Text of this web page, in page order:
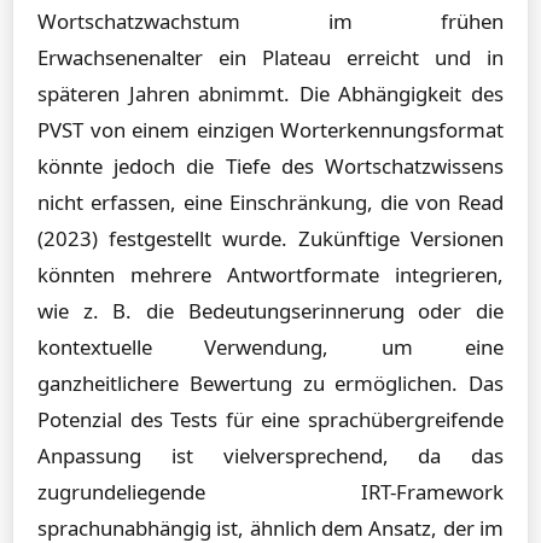
Wortschatzwachstum im frühen
Erwachsenenalter ein Plateau erreicht und in
späteren Jahren abnimmt. Die Abhängigkeit des
PVST von einem einzigen Worterkennungsformat
könnte jedoch die Tiefe des Wortschatzwissens
nicht erfassen, eine Einschränkung, die von Read
(2023) festgestellt wurde. Zukünftige Versionen
könnten mehrere Antwortformate integrieren,
wie z. B. die Bedeutungserinnerung oder die
kontextuelle Verwendung, um eine
ganzheitlichere Bewertung zu ermöglichen. Das
Potenzial des Tests für eine sprachübergreifende
Anpassung ist vielversprechend, da das
zugrundeliegende IRT-Framework
sprachunabhängig ist, ähnlich dem Ansatz, der im